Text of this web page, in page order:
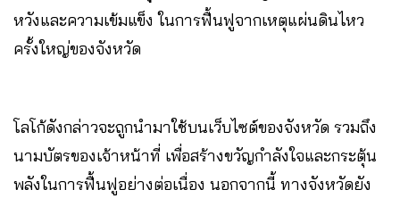
หวังและความเข้มแข็ง ในการฟื้นฟูจากเหตุแผ่นดินไหว
ครั้งใหญ่ของจังหวัด
โลโก้ดังกล่าวจะถูกนำมาใช้บนเว็บไซต์ของจังหวัด รวมถึง
นามบัตรของเจ้าหน้าที่ เพื่อสร้างขวัญกำลังใจและกระตุ้น
พลังในการฟื้นฟูอย่างต่อเนื่อง นอกจากนี้ ทางจังหวัดยัง